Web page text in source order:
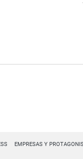
EMPRESAS Y